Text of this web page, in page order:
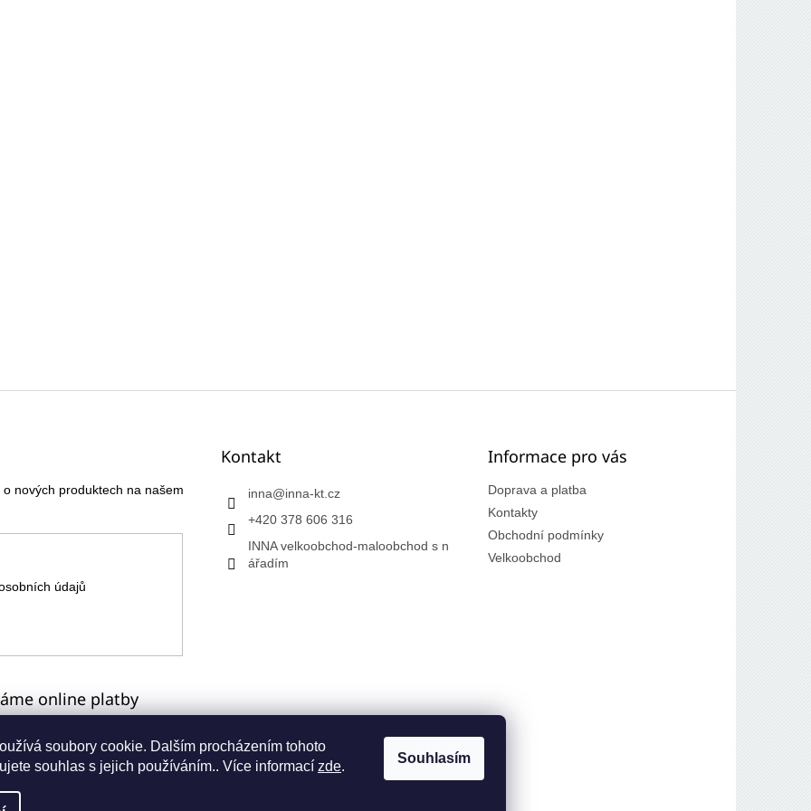
soubory cookie. Dalším procházením tohoto
souhlas s jejich používáním.. Více informací zde.
Souhlasím
nových produktech na našem
údajů
Kontakt
inna@inna-kt.cz
+420 378 606 316
INNA velkoobchod-maloobchod s n
ářadím
Informace pro vás
Doprava a platba
Kontakty
Obchodní podmínky
Velkoobchod
online platby